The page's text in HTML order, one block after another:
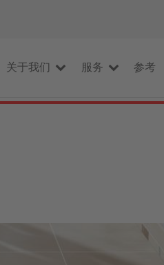
关于我们 服务 参考